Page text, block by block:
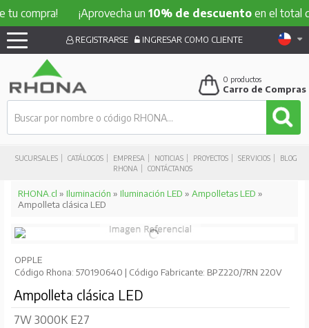
compra! ¡Aprovecha un10% de descuentoen el total de
SUCURSALES CATÁLOGOS EMPRESA NOTICIAS PROYECTOS SERVICIOS
BLOG
RHONA
CONTÁCTANOS
REGISTRARSE INGRESAR COMO CLIENTE
0 productos
Carro de Compras
RHONA.cl » Iluminación » Iluminación LED » Ampolletas LED »
Ampolleta clásica LED
OPPLE
Código Rhona: 570190640 | Código Fabricante: BPZ220/7RN 220V
Ampolleta clásica LED
7W 3000K E27